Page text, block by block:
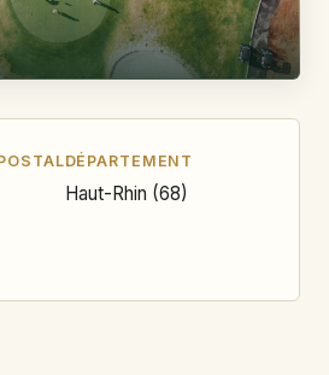
DÉPARTEMENT
Haut-Rhin (68)